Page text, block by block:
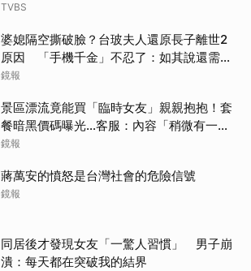
TVBS
婆媳隔空撕破臉？台玻夫人還原長子離世2
原因 「手機千金」不忍了：如其說還需要
離開嗎？
鏡報
景區漂流竟能買「臨時女友」親親抱抱！套
餐暗黑價碼曝光…客服：內容「稍微有一點
尺度」
鏡報
蔣萬安的憤怒是台灣社會的危險信號
鏡報
同居後才發現女友「一驚人習慣」 男子崩
潰：每天都在突破我的結界